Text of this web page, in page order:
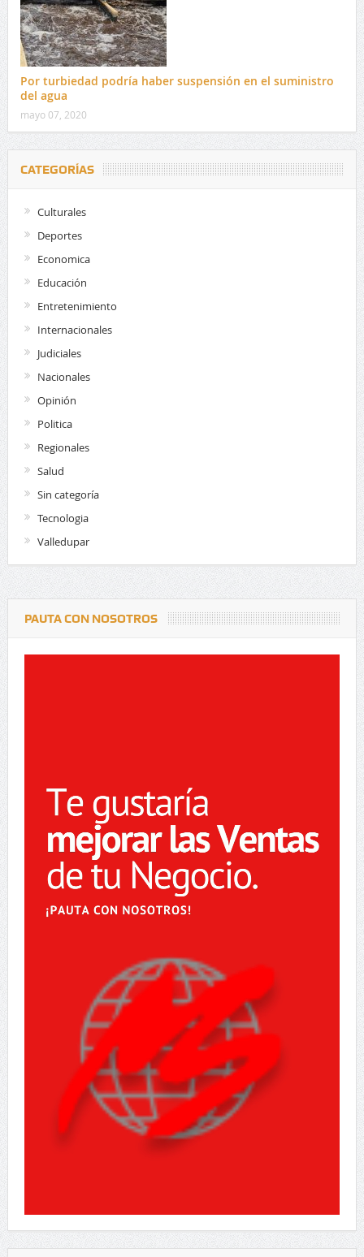
Por turbiedad podría haber suspensión en el suministro
del agua
mayo 07, 2020
CATEGORÍAS
Culturales
Deportes
Economica
Educación
Entretenimiento
Internacionales
Judiciales
Nacionales
Opinión
Politica
Regionales
Salud
Sin categoría
Tecnologia
Valledupar
PAUTA CON NOSOTROS